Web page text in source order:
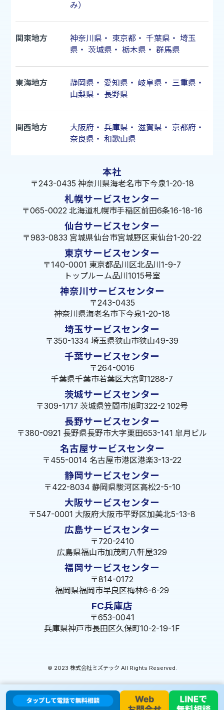
み）
関東地方 神奈川県 ・ 東京都・ 千葉県 ・ 埼玉
県 ・ 茨城県 ・ 栃木県 ・ 群馬県
東海地方 静岡県 ・ 愛知県 ・ 岐阜県 ・ 三重県 ・
山梨県 ・ 長野県
関西地方 大阪府 ・ 兵庫県 ・ 滋賀県 ・ 京都府 ・
奈良県 ・ 和歌山県
本社
〒243-0435 神奈川県海老名市下今泉1-20-18
札幌サービスセンター
〒065-0022 北海道札幌市手稲区前田6条16-18-16
仙台サービスセンター
〒983-0833 宮城県仙台市宮城野区東仙台1-20-22
東京サービスセンター
〒140-0001 東京都品川区北品川1-9-7
トップルーム品川1015号室
神奈川サービスセンター
〒243-0435
神奈川県海老名市下今泉1-20-18
埼玉サービスセンター
〒350-1334 埼玉県狭山市狭山49-39
千葉サービスセンター
〒264-0016
千葉県千葉市若葉区大宮町1288-7
茨城サービスセンター
〒309-1717 茨城県笠間市旭町322-2 102号
長野サービスセンター
〒380-0921 長野県長野市大字栗田653-141 皐月ビル
名古屋サービスセンター
〒455-0014 名古屋市港区港楽3-13-22
静岡サービスセンター
〒422-8034 静岡県駿河区高松2-5-10
大阪サービスセンター
〒547-0001 大阪府大阪市平野区加美北5-13-8
広島サービスセンター
〒720-2410
広島県福山市加茂町八軒屋329
福岡サービスセンター
〒814-0172
福岡県福岡市早良区梅林6-6-29
FC兵庫店
〒653-0041
兵庫県神戸市長田区久保町10-2-19-1F
© 2023 株式会社ミズテック All Rights Reserved.